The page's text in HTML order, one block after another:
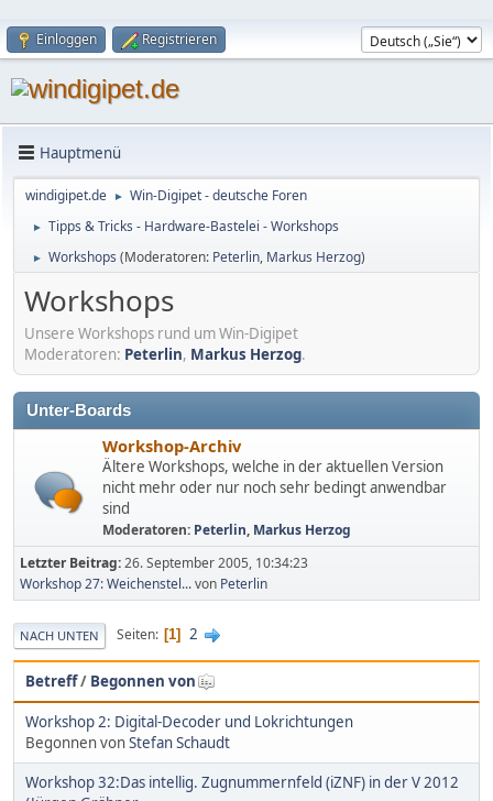
Einloggen Registrieren
Hauptmenü
windigipet.de ► Win-Digipet - deutsche Foren
► Tipps & Tricks - Hardware-Bastelei - Workshops
► Workshops (Moderatoren: Peterlin, Markus Herzog)
Workshops
Unsere Workshops rund um Win-Digipet
Moderatoren: Peterlin, Markus Herzog.
Unter-Boards
Workshop-Archiv
Ältere Workshops, welche in der aktuellen Version
nicht mehr oder nur noch sehr bedingt anwendbar
sind
Moderatoren: Peterlin, Markus Herzog
Letzter Beitrag:26. September 2005, 10:34:23
Workshop 27: Weichenstel...von Peterlin
NACH UNTEN Seiten 1 2
Betreff/ Begonnen von
Workshop 2: Digital-Decoder und Lokrichtungen
Begonnen vonStefan Schaudt
Workshop 32:Das intellig. Zugnummernfeld (iZNF) in der V 2012